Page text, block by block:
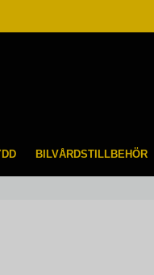
DAG
BILVÅRDSTILLBEHÖR